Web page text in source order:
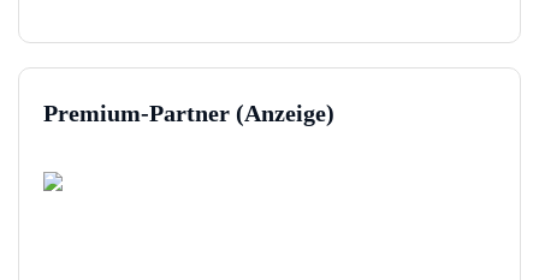
Premium-Partner (Anzeige)